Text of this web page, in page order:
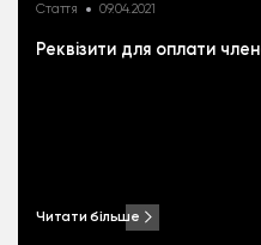
Стаття 09.04.2021
Реквізити для оплати
Читати більше